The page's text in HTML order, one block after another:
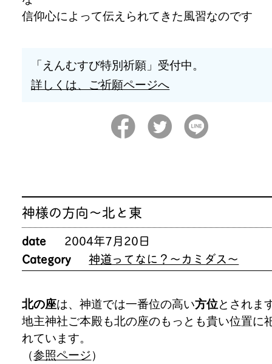
信仰心によって伝えられてきた風習なのです
「えんむすび特別祈願」受付中。
詳しくは、ご祈願ページへ
神様の方向～北と東
date
2004年7月20日
Category
神道ってなに？～カミダス～
北の座は、神道では一番位の高い方位とされま
地主神社ご本殿も北の座のもっとも貴い位置に
れています。
（参照ページ）